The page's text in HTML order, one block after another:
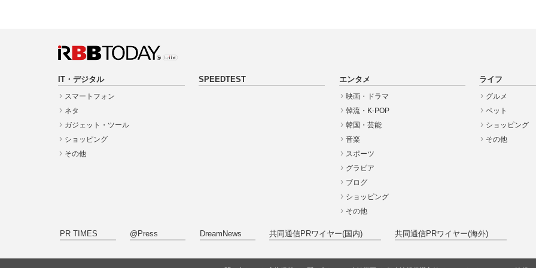
IT・デジタル
スマートフォン
ネタ
ガジェット・ツール
ショッピング
その他
SPEEDTEST
エンタメ
映画・ドラマ
韓流・K-POP
韓国・芸能
音楽
スポーツ
グラビア
ブログ
ショッピング
その他
ライフ
グルメ
ペット
ショッピング
その他
PR TIMES @Press DreamNews 共同通信PRワイヤー(国内) 共同通信PRワイヤー(海外)